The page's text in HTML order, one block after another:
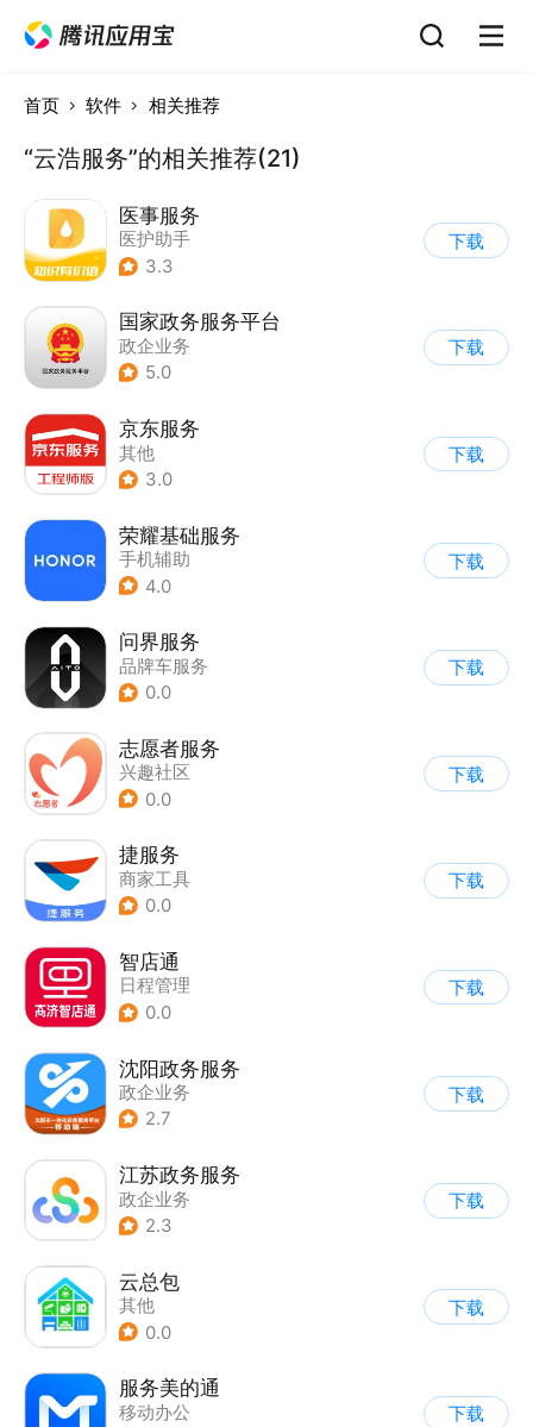
首页 软件 相关推荐
“云浩服务”的相关推荐(21)
医事服务
医护助手
3.3
下载
国家政务服务平台
政企业务
5.0
下载
京东服务
其他
3.0
下载
荣耀基础服务
手机辅助
4.0
下载
问界服务
品牌车服务
0.0
下载
志愿者服务
兴趣社区
0.0
下载
捷服务
商家工具
0.0
下载
智店通
日程管理
0.0
下载
沈阳政务服务
政企业务
2.7
下载
江苏政务服务
政企业务
2.3
下载
云总包
其他
0.0
下载
服务美的通
移动办公
下载